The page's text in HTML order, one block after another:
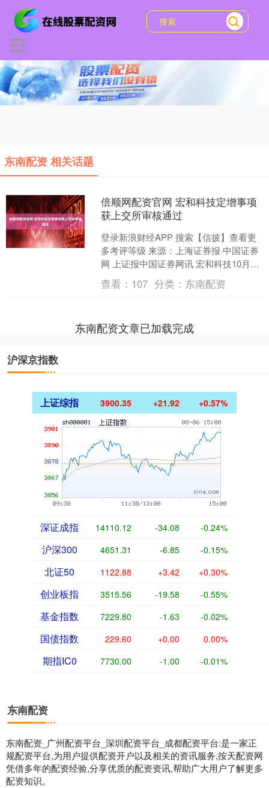
东南配资 相关话题
倍顺网配资官网 宏和科技定增事项
获上交所审核通过
登录新浪财经APP 搜索【信披】查看更
多考评等级 来源：上海证券报·中国证券
网 上证报中国证券网讯 宏和科技10月29
日晚发布公告，公司于2025年10月28
日....
查看： 107 分类： 东南配资
东南配资文章已加载完成
沪深京指数
上证综指 3900.35 +21.92 +0.57%
深证成指 14110.12 -34.08 -0.24%
沪深300 4651.31 -6.85 -0.15%
北证50 1122.88 +3.42 +0.30%
创业板指 3515.56 -19.58 -0.55%
基金指数 7229.80 -1.63 -0.02%
国债指数 229.60 +0.00 0.00%
期指IC0 7730.00 -1.00 -0.01%
东南配资
东南配资_广州配资平台_深圳配资平台_成都配资平台:是一家正
规配资平台,为用户提供配资开户以及相关的资讯服务,按天配资网
凭借多年的配资经验,分享优质的配资资讯,帮助广大用户了解更多
配资知识。